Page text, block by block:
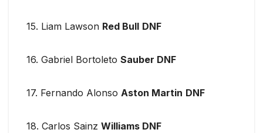
15. Liam Lawson Red Bull DNF
16. Gabriel Bortoleto Sauber DNF
17. Fernando Alonso Aston Martin DNF
18. Carlos Sainz Williams DNF